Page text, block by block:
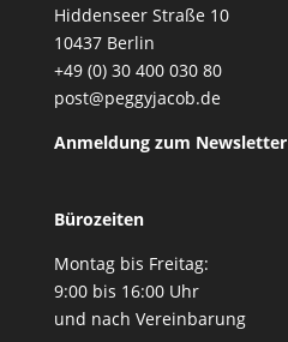
Hiddenseer Straße 10
10437 Berlin
+49 (0) 30 400 030 80
post@peggyjacob.de
Anmeldung zum Newsletter
Bürozeiten
Montag bis Freitag:
9:00 bis 16:00 Uhr
und nach Vereinbarung